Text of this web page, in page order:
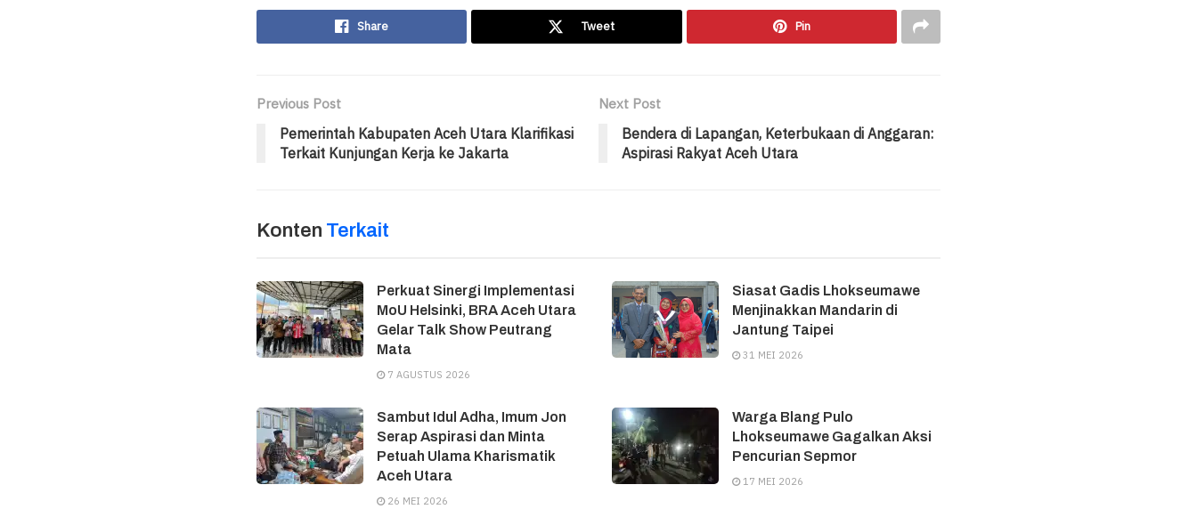
Share Tweet Pin
Previous Post
Pemerintah Kabupaten Aceh Utara Klarifikasi
Terkait Kunjungan Kerja ke Jakarta
Next Post
Bendera di Lapangan, Keterbukaan di Anggaran:
Aspirasi Rakyat Aceh Utara
Konten Terkait
Perkuat Sinergi Implementasi
MoU Helsinki, BRA Aceh Utara
Gelar Talk Show Peutrang
Mata
7 AGUSTUS 2026
Siasat Gadis Lhokseumawe
Menjinakkan Mandarin di
Jantung Taipei
31 MEI 2026
Sambut Idul Adha, Imum Jon
Serap Aspirasi dan Minta
Petuah Ulama Kharismatik
Aceh Utara
26 MEI 2026
Warga Blang Pulo
Lhokseumawe Gagalkan Aksi
Pencurian Sepmor
17 MEI 2026